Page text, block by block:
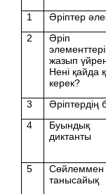
1
Әріптер
2
Әріп
жазып
Нені қайда
керек?
3 Әріптердің
4
Буындық
диктанты
5
Сөйлеммен
танысайық